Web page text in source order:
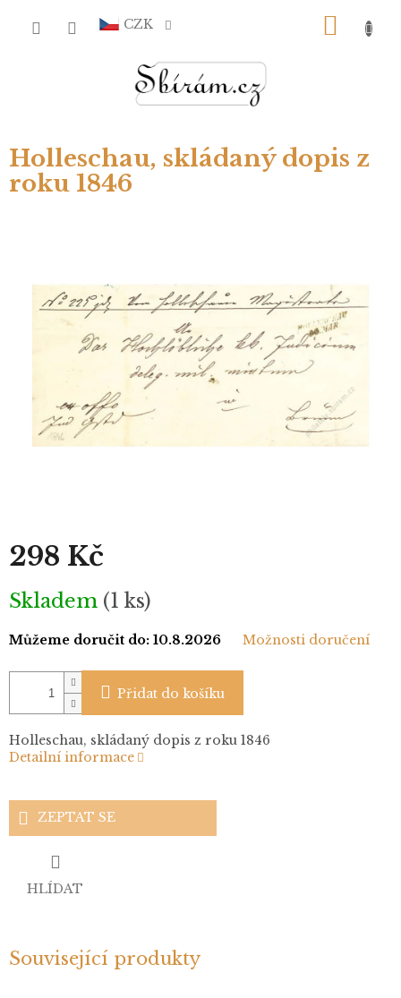
CZK
Holleschau, skládaný dopis z
roku 1846
298 Kč
Měrná
cena:
Skladem (1 ks)
Můžeme doručit do: 10.8.2026 Možnosti doručení
Přidat do košíku
Holleschau, skládaný dopis z roku 1846
Detailní informace
ZEPTAT SE
HLÍDAT
Související produkty